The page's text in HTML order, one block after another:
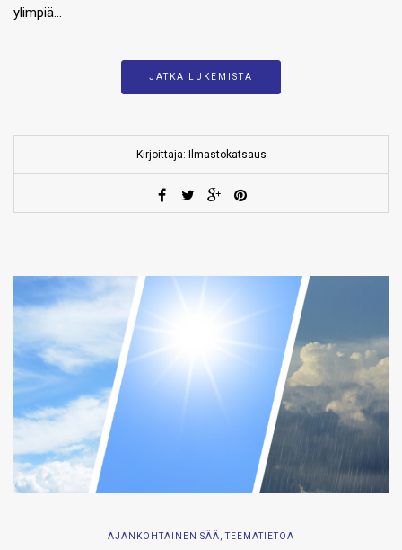
ylimpiä…
JATKA LUKEMISTA
Kirjoittaja: Ilmastokatsaus
AJANKOHTAINEN SÄÄ ,TEEMATIETOA